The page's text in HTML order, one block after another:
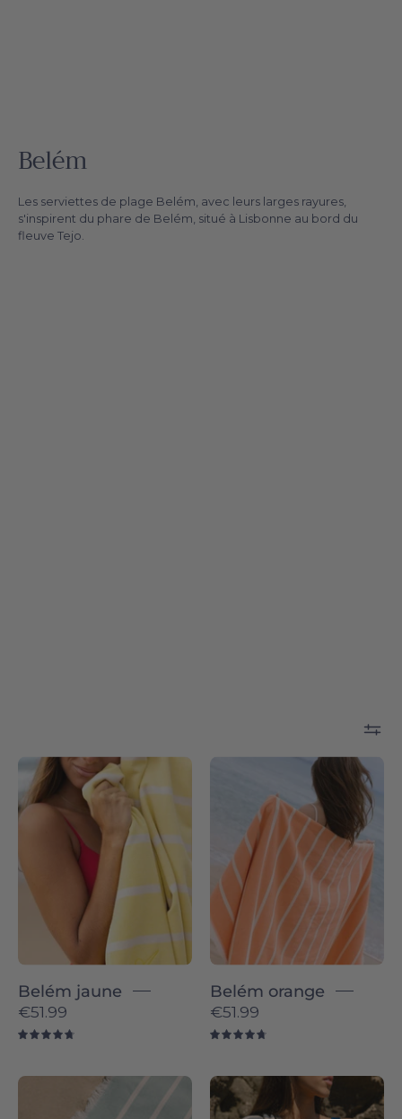
Belém
Les serviettes de plage Belém, avec leurs larges rayures,
s'inspirent du phare de Belém, situé à Lisbonne au bord du
fleuve Tejo.
Yellow
Belém
Torres
Novas
Belém jaune
€51.99
Orange
Belém
-
Torres
Novas
Belém orange
€51.99
Belém
individual
Belém
individual